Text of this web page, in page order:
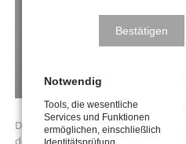
Der gebürtige Niederländer und
Bestätigen
Notwendig
Tools, die wesentliche
Services und Funktionen
ermöglichen, einschließlich